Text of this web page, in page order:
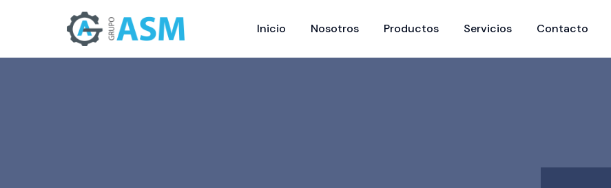
Inicio Nosotros Productos Servicios Contacto